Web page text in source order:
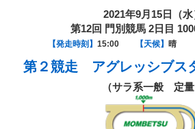
2021年9月15日（水
第12回 門別競馬 2日目
【発走時刻】 15:00 【天候】 晴
第２競走 アグレッシブス
（サラ系一般 定量